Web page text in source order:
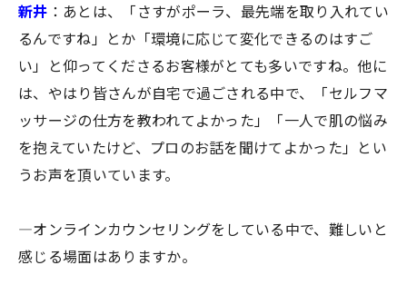
新井 ：あとは、「さすがポーラ、最先端を取り入れてい
るんですね」とか「環境に応じて変化できるのはすご
い」と仰ってくださるお客様がとても多いですね。他に
は、やはり皆さんが自宅で過ごされる中で、「セルフマ
ッサージの仕方を教われてよかった」「一人で肌の悩み
を抱えていたけど、プロのお話を聞けてよかった」とい
うお声を頂いています。
―オンラインカウンセリングをしている中で、難しいと
感じる場面はありますか。